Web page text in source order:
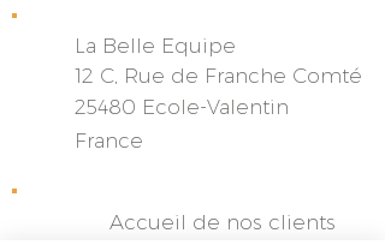
La Belle Equipe
12 C, Rue de Franche Comté
25480 Ecole-Valentin
France
Accueil de nos clients